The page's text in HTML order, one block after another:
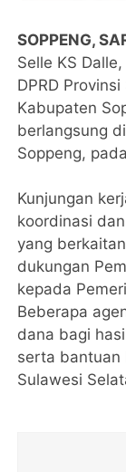
SOPPENG,
Selle KS
DPRD
Kabupaten
berlangsung
Soppeng,
Kunjungan
koordinasi
yang
dukungan
kepada
Beberapa
dana bagi
serta bantuan
Sulawesi